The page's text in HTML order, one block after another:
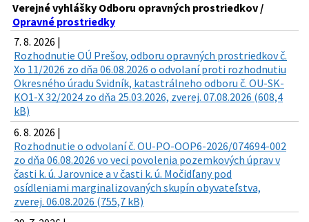
Verejné vyhlášky Odboru opravných prostriedkov /
Opravné prostriedky
7. 8. 2026 |
Rozhodnutie OÚ Prešov, odboru opravných prostriedkov č.
Xo 11/2026 zo dňa 06.08.2026 o odvolaní proti rozhodnutiu
Okresného úradu Svidník, katastrálneho odboru č. OU-SK-
KO1-X 32/2024 zo dňa 25.03.2026, zverej. 07.08.2026 (608,4
kB)
6. 8. 2026 |
Rozhodnutie o odvolaní č. OU-PO-OOP6-2026/074694-002
zo dňa 06.08.2026 vo veci povolenia pozemkových úprav v
časti k. ú. Jarovnice a v časti k. ú. Močidľany pod
osídleniami marginalizovaných skupín obyvateľstva,
zverej. 06.08.2026 (755,7 kB)